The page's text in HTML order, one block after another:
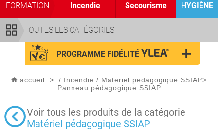
TOUTES LES CATÉGORIES
FORMATION Incendie Secourisme HYGIÈNE
PROGRAMME FIDÉLITÉ
accueil > / Incendie / Matériel pédagogique SSIAP>
Panneau pédagogique SSIAP
Voir tous les produits de la catégorie
Matériel pédagogique SSIAP